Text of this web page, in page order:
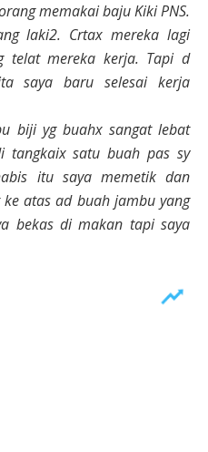
memakai baju Kiki PNS.
laki2. Crtax mereka lagi
telat mereka kerja. Tapi d
saya baru selesai kerja
biji yg buahx sangat lebat
tangkaix satu buah pas sy
itu saya memetik dan
atas ad buah jambu yang
bekas di makan tapi saya